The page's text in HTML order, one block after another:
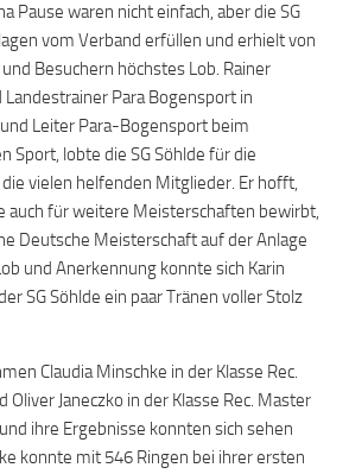
Pause waren nicht einfach, aber die SG
vom Verband erfüllen und erhielt von
Besuchern höchstes Lob. Rainer
Para Bogensport in
und Leiter Para-Bogensport beim
Sport, lobte die SG Söhlde für die
vielen helfenden Mitglieder. Er hofft,
auch für weitere Meisterschaften bewirbt,
Deutsche Meisterschaft auf der Anlage
und Anerkennung konnte sich Karin
SG Söhlde ein paar Tränen voller Stolz
Claudia Minschke in der Klasse Rec.
Oliver Janeczko in der Klasse Rec. Master
ihre Ergebnisse konnten sich sehen
konnte mit 546 Ringen bei ihrer ersten